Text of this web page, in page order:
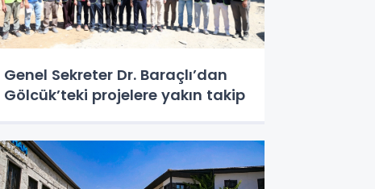
Genel Sekreter Dr. Baraçlı’dan
Gölcük’teki projelere yakın takip